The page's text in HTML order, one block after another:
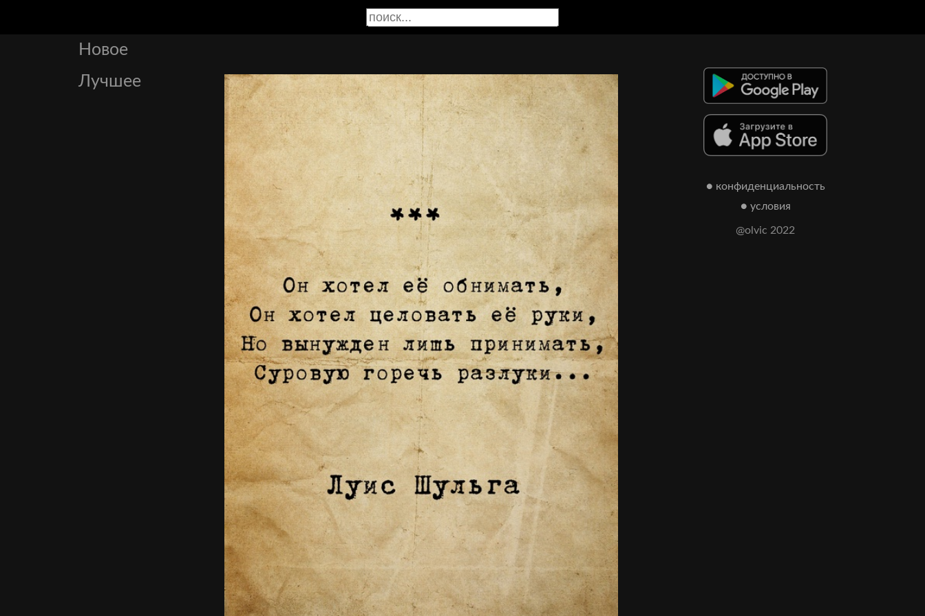
Новое
Лучшее
● конфиденциальность
● условия
@olvic 2022